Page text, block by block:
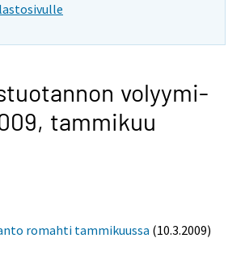
volyymi-
tammikuu
romahti tammikuussa (10.3.2009)